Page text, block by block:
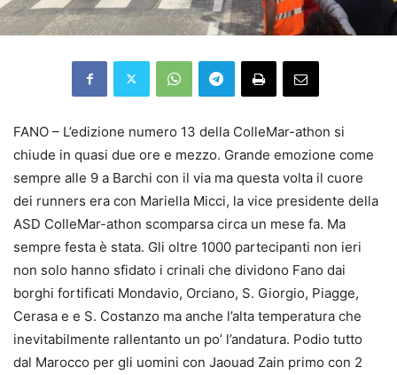
FANO – L’edizione numero 13 della ColleMar-athon si
chiude in quasi due ore e mezzo. Grande emozione come
sempre alle 9 a Barchi con il via ma questa volta il cuore
dei runners era con Mariella Micci, la vice presidente della
ASD ColleMar-athon scomparsa circa un mese fa. Ma
sempre festa è stata. Gli oltre 1000 partecipanti non ieri
non solo hanno sfidato i crinali che dividono Fano dai
borghi fortificati Mondavio, Orciano, S. Giorgio, Piagge,
Cerasa e e S. Costanzo ma anche l’alta temperatura che
inevitabilmente rallentanto un po’ l’andatura. Podio tutto
dal Marocco per gli uomini con Jaouad Zain primo con 2